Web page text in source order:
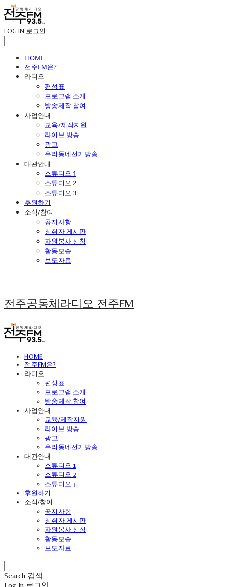
LOG IN 로그인
HOME
전주FM은?
라디오
편성표
프로그램 소개
방송제작 참여
사업안내
교육/제작지원
라이브 방송
광고
우리동네선거방송
대관안내
스튜디오 1
스튜디오 2
스튜디오 3
후원하기
소식/참여
공지사항
청취자 게시판
자원봉사 신청
활동모습
보도자료
전주공동체라디오 전주FM
HOME
전주FM은?
라디오
편성표
프로그램 소개
방송제작 참여
사업안내
교육/제작지원
라이브 방송
광고
우리동네선거방송
대관안내
스튜디오 1
스튜디오 2
스튜디오 3
후원하기
소식/참여
공지사항
청취자 게시판
자원봉사 신청
활동모습
보도자료
Search 검색
Log In 로그인